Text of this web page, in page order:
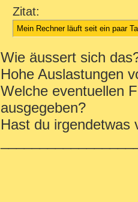
Zitat:
Mein Rechner läuft seit ein paar
Wie äussert sich
Hohe Auslastungen
Welche eventuellen
ausgegeben?
Hast du irgendetwas